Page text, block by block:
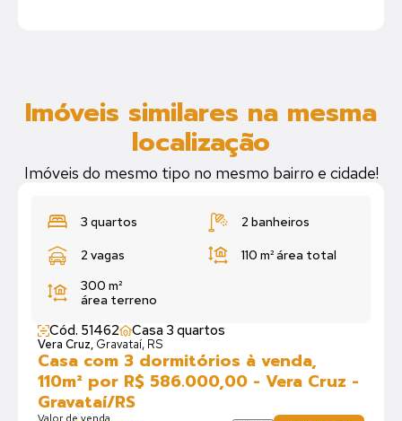
Imóveis similares na mesma
localização
Imóveis do mesmo tipo no mesmo bairro e cidade!
3 quartos 2 banheiros
2 vagas 110 m²área total
300 m²
área terreno
Cód. 51462 Casa 3 quartos
Vera Cruz, Gravataí, RS
Casa com 3 dormitórios à venda,
110m² por R$ 586.000,00 - Vera Cruz -
Gravataí/RS